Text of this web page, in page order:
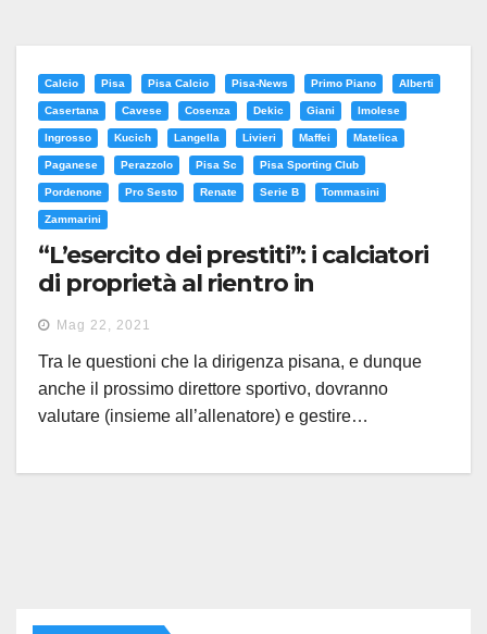
Calcio Pisa Pisa Calcio Pisa-News Primo Piano Alberti
Casertana Cavese Cosenza Dekic Giani Imolese
Ingrosso Kucich Langella Livieri Maffei Matelica
Paganese Perazzolo Pisa Sc Pisa Sporting Club
Pordenone Pro Sesto Renate Serie B Tommasini
Zammarini
“L’esercito dei prestiti”: i calciatori
di proprietà al rientro in
neroazzurro
Mag 22, 2021
Tra le questioni che la dirigenza pisana, e dunque
anche il prossimo direttore sportivo, dovranno
valutare (insieme all’allenatore) e gestire…